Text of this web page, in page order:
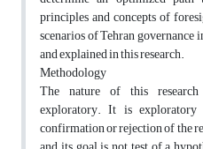
principles and concepts of
scenarios of Tehran
and explained in this research.
Methodology
The nature of this
exploratory. It is
confirmation or rejection of the